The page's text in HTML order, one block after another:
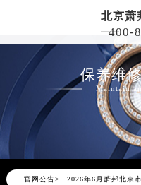
北京萧
400-
保养维
Maintain
官网公告> 2026年6月萧邦北京